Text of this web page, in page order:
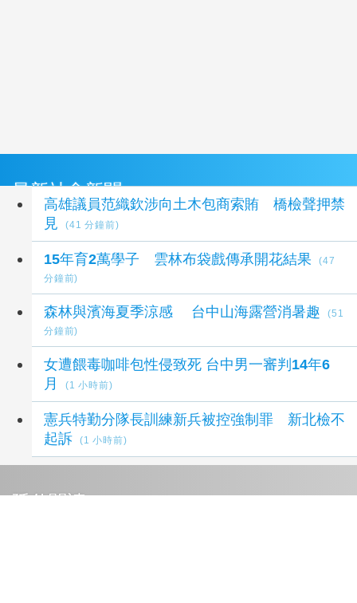
最新社會新聞
高雄議員范織欽涉向土木包商索賄 橋檢聲押禁
見
(41 分鐘前)
​​​15年育2萬學子 雲林布袋戲傳承開花結果
(47
分鐘前)
森林與濱海夏季涼感 台中山海露營消暑趣
(51
分鐘前)
女遭餵毒咖啡包性侵致死 台中男一審判14年6
月
(1 小時前)
憲兵特勤分隊長訓練新兵被控強制罪 新北檢不
起訴
(1 小時前)
延伸閱讀